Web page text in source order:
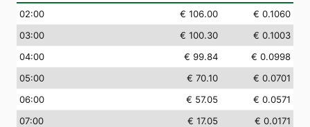
02:00 € 106.00
€ 0.1060
03:00 € 100.30
€ 0.1003
04:00 € 99.84
€ 0.0998
05:00 € 70.10
€ 0.0701
06:00 € 57.05
€ 0.0571
07:00 € 17.05
€ 0.0171